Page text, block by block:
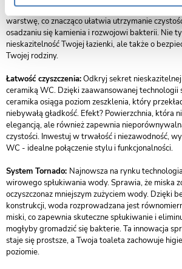
powierzchni ceramiki wyjątkowo gładką,
warstwę, co znacząco ułatwia utrzymanie
osadzaniu się kamienia i rozwojowi bakterii. Nie
nieskazitelność Twojej łazienki, ale także o
Twojej rodziny.
Łatwość czyszczenia:Odkryj sekret nieskazitelnej
ceramiką WC. Dzięki zaawansowanej technologii
ceramika osiąga poziom zeszklenia, który
niebywałą gładkość. Efekt? Powierzchnia, która
elegancją, ale również zapewnia
czystości. Inwestuj w trwałość i niezawodność,
WC - idealne połączenie stylu i funkcjonalności.
System Tornado: Najnowsza na rynku
wirowego spłukiwania wody. Sprawia, że miska
oczyszczonaz mniejszym zużyciem wody. Dzięki
konstrukcji, woda rozprowadzana jest
miski, co zapewnia skuteczne spłukiwanie i
mogłyby gromadzić się bakterie. Ta innowacja
staje się prostsze, a Twoja toaleta zachowuje
poziomie.